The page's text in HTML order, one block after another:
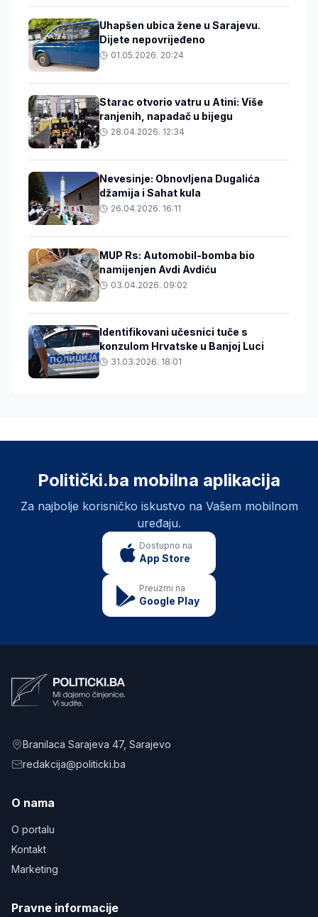
Uhapšen ubica žene u Sarajevu.
Dijete nepovrijeđeno
01.05.2026. 20:24
Starac otvorio vatru u Atini: Više
ranjenih, napadač u bijegu
28.04.2026. 12:34
Nevesinje: Obnovljena Dugalića
džamija i Sahat kula
26.04.2026. 16:11
MUP Rs: Automobil-bomba bio
namijenjen Avdi Avdiću
03.04.2026. 09:02
Identifikovani učesnici tuče s
konzulom Hrvatske u Banjoj Luci
31.03.2026. 18:01
Politički.ba mobilna aplikacija
Za najbolje korisničko iskustvo na Vašem mobilnom
uređaju.
Dostupno na
App Store
Preuzmi na
Google Play
Branilaca Sarajeva 47, Sarajevo
redakcija@politicki.ba
O nama
O portalu
Kontakt
Marketing
Pravne informacije